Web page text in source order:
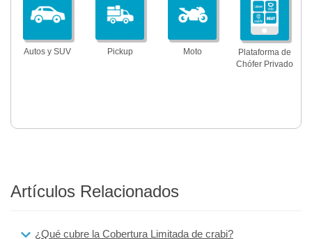
Autos y SUV Pickup Moto
Plataforma de
Chófer Privado
Artículos Relacionados
¿Qué cubre la Cobertura Limitada de crabi?